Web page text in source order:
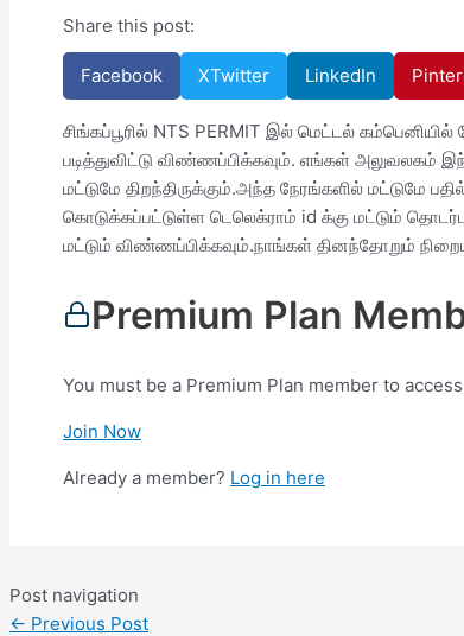
Share this post:
Facebook XTwitter LinkedIn
சிங்கப்பூரில் NTS PERMIT இல் மெட்டல்
படித்துவிட்டு விண்ணப்பிக்கவும். எங்கள் அலுவலகம்
மட்டுமே திறந்திருக்கும்.அந்த நேரங்களில் மட்டுமே
கொடுக்கப்பட்டுள்ள டெலெக்ராம் id க்கு மட்டும்
மட்டும் விண்ணப்பிக்கவும்.நாங்கள் தினந்தோறும்
Premium Plan
You must be a Premium Plan member to
Join Now
Already a member? Log in here
Post navigation
← Previous Post